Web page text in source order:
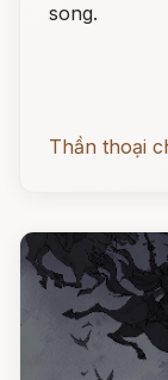
song.
Thần thoại